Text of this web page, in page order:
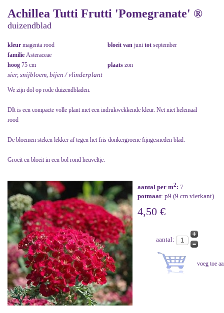
Achillea Tutti Frutti 'Pomegranate' ®
duizendblad
kleur magenta rood bloeit van juni tot september
familie Asteraceae
hoog 75 cm plaats zon
sier, snijbloem, bijen / vlinderplant
We zijn dol op rode duizendbladen.
DIt is een compacte volle plant met een indrukwekkende kleur. Net niet helemaal
rood
De bloemen steken lekker af tegen het fris donkergroene fijngesneden blad.
Groeit en bloeit in een bol rond heuveltje.
aantal per m2: 7
potmaat: p9 (9 cm vierkant)
4,50 €
aantal: